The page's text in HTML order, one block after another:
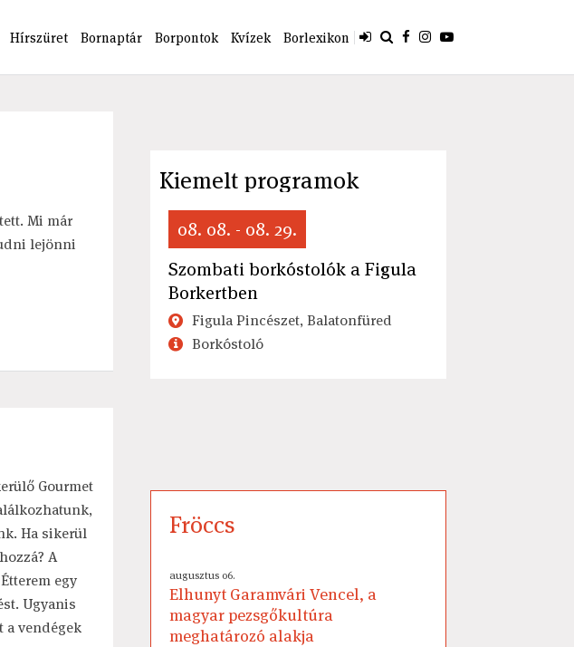
Hírszüret Bornaptár Borpontok Kvízek Borlexikon
Mi már
lejönni
Gourmet
Ha sikerül
A
egy
Ugyanis
a vendégek
Kiemelt programok
08. 08. - 08. 29.
Szombati borkóstolók a Figula
Borkertben
Figula Pincészet, Balatonfüred
Borkóstoló
Fröccs
augusztus 06.
Elhunyt Garamvári Vencel, a
magyar pezsgőkultúra
meghatározó alakja